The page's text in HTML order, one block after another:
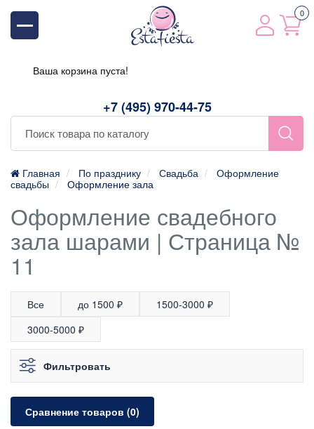
+7 (495) 970-44-75
0
Ваша корзина пуста!
Главная По празднику Свадьба
Оформление
свадьбы
Оформление зала
Оформление свадебного
зала шарами | Страница №
11
Все до 1500 ₽
1500-3000 ₽
3000-5000 ₽
Фильтровать
Сравнение товаров (0)